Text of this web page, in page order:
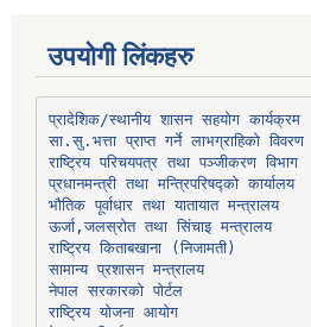
उपयोगी लिंकहरु
प्रादेशिक/स्थानीय शासन सहयोग कार्यक्रम
सा.सु.भत्ता प्राप्त गर्ने लाभग्राहिको विवरण
राष्ट्रिय परिचयपत्र तथा पञ्‍जीकरण विभाग
प्रधानमन्त्री तथा मन्त्रिपरिषद्को कार्यालय
भौतिक पूर्वाधार तथा यातायात मन्त्रालय
ऊर्जा,जलस्रोत तथा सिंचाइ मन्त्रालय
सामान्य प्रशासन मन्त्रालय
नेपाल सरकारको पोर्टल
राष्ट्रिय योजना आयोग